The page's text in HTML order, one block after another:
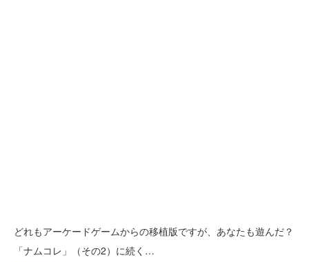
どれもアーケードゲームからの移植版ですが、あなたも遊んだ？
「ナムコレ」（その2）に続く…